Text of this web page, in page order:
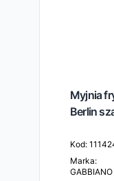
Myjnia
Berlin
Kod:
Marka:
GABBIANO